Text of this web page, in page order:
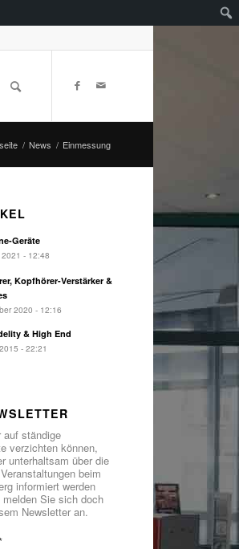
/ News / Einmessung
Geräte
- 12:48
Kopfhörer-Verstärker &
2020 - 12:16
& High End
- 22:21
auf ständige
verzichten können,
unterhaltsam über die
beim
informiert werden
Sie sich doch
Newsletter an.